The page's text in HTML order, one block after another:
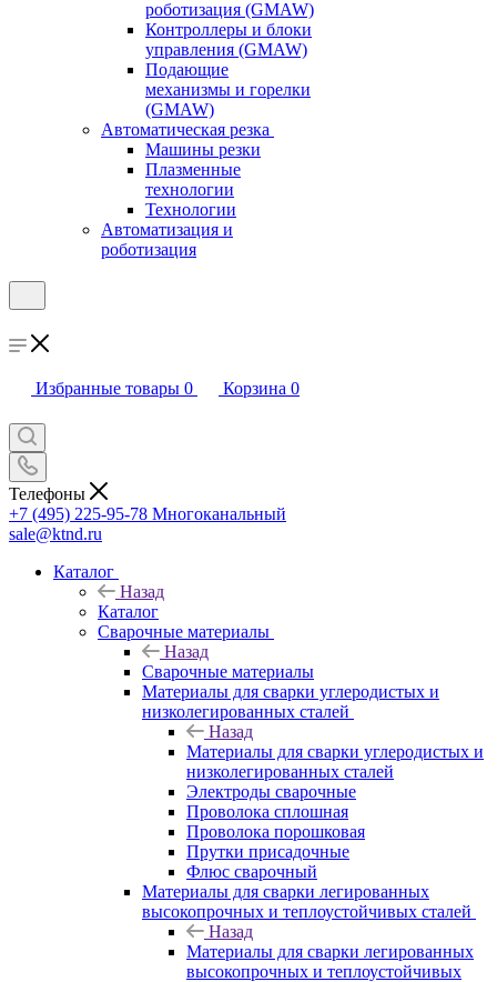
роботизация (GMAW)
Контроллеры и блоки
управления (GMAW)
Подающие
механизмы и горелки
(GMAW)
Автоматическая резка
Машины резки
Плазменные
технологии
Технологии
Автоматизация и
роботизация
Избранные товары 0 Корзина 0
Телефоны
+7 (495) 225-95-78 Многоканальный
sale@ktnd.ru
Каталог
Назад
Каталог
Сварочные материалы
Назад
Сварочные материалы
Материалы для сварки углеродистых и
низколегированных сталей
Назад
Материалы для сварки углеродистых и
низколегированных сталей
Электроды сварочные
Проволока сплошная
Проволока порошковая
Прутки присадочные
Флюс сварочный
Материалы для сварки легированных
высокопрочных и теплоустойчивых сталей
Назад
Материалы для сварки легированных
высокопрочных и теплоустойчивых